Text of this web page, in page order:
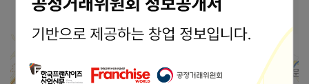
본사상호 (주)공존컴퍼니